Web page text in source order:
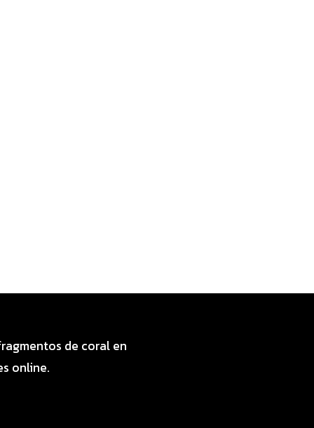
de coral en
online.